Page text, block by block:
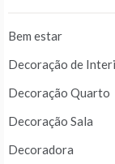
Bem estar
Decoração de
Decoração Quarto
Decoração Sala
Decoradora